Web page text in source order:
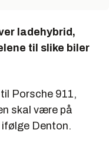
ladehybrid,
til slike biler
Porsche 911,
skal være på
Denton.